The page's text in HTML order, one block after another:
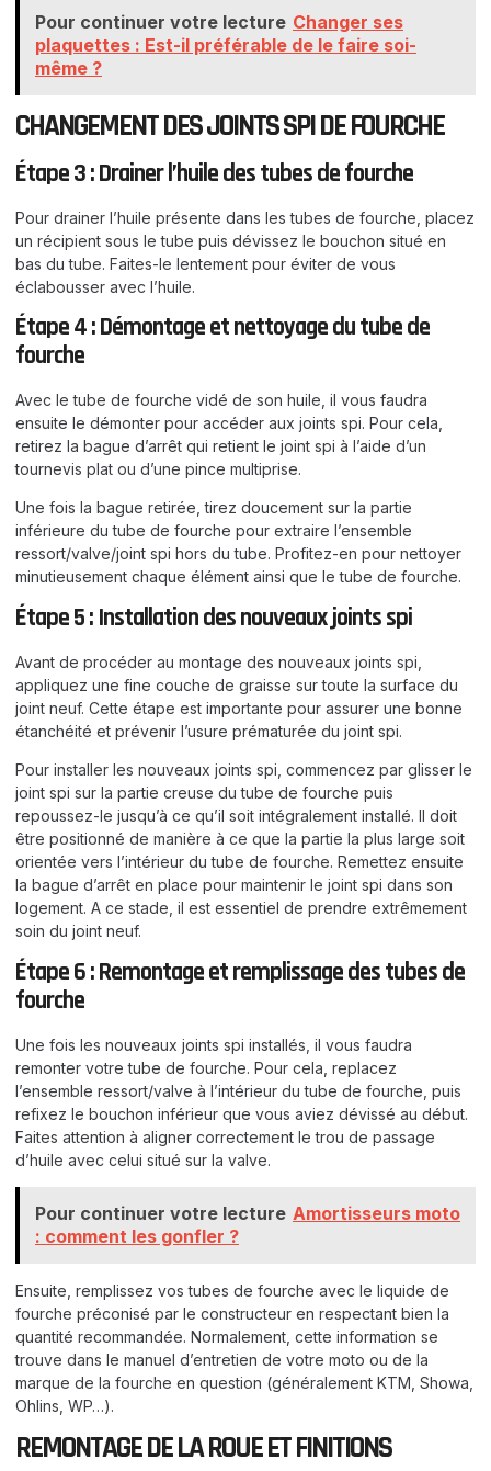
Pour continuer votre lecture Changer ses
plaquettes : Est-il préférable de le faire soi-
même ?
CHANGEMENT DES JOINTS SPI DE FOURCHE
Étape 3 : Drainer l’huile des tubes de fourche
Pour drainer l’huile présente dans les tubes de fourche, placez
un récipient sous le tube puis dévissez le bouchon situé en
bas du tube. Faites-le lentement pour éviter de vous
éclabousser avec l’huile.
Étape 4 : Démontage et nettoyage du tube de
fourche
Avec le tube de fourche vidé de son huile, il vous faudra
ensuite le démonter pour accéder aux joints spi. Pour cela,
retirez la bague d’arrêt qui retient le joint spi à l’aide d’un
tournevis plat ou d’une pince multiprise.
Une fois la bague retirée, tirez doucement sur la partie
inférieure du tube de fourche pour extraire l’ensemble
ressort/valve/joint spi hors du tube. Profitez-en pour nettoyer
minutieusement chaque élément ainsi que le tube de fourche.
Étape 5 : Installation des nouveaux joints spi
Avant de procéder au montage des nouveaux joints spi,
appliquez une fine couche de graisse sur toute la surface du
joint neuf. Cette étape est importante pour assurer une bonne
étanchéité et prévenir l’usure prématurée du joint spi.
Pour installer les nouveaux joints spi, commencez par glisser le
joint spi sur la partie creuse du tube de fourche puis
repoussez-le jusqu’à ce qu’il soit intégralement installé. Il doit
être positionné de manière à ce que la partie la plus large soit
orientée vers l’intérieur du tube de fourche. Remettez ensuite
la bague d’arrêt en place pour maintenir le joint spi dans son
logement. A ce stade, il est essentiel de prendre extrêmement
soin du joint neuf.
Étape 6 : Remontage et remplissage des tubes de
fourche
Une fois les nouveaux joints spi installés, il vous faudra
remonter votre tube de fourche. Pour cela, replacez
l’ensemble ressort/valve à l’intérieur du tube de fourche, puis
refixez le bouchon inférieur que vous aviez dévissé au début.
Faites attention à aligner correctement le trou de passage
d’huile avec celui situé sur la valve.
Pour continuer votre lecture Amortisseurs moto
: comment les gonfler ?
Ensuite, remplissez vos tubes de fourche avec le liquide de
fourche préconisé par le constructeur en respectant bien la
quantité recommandée. Normalement, cette information se
trouve dans le manuel d’entretien de votre moto ou de la
marque de la fourche en question (généralement KTM, Showa,
Ohlins, WP…).
REMONTAGE DE LA ROUE ET FINITIONS